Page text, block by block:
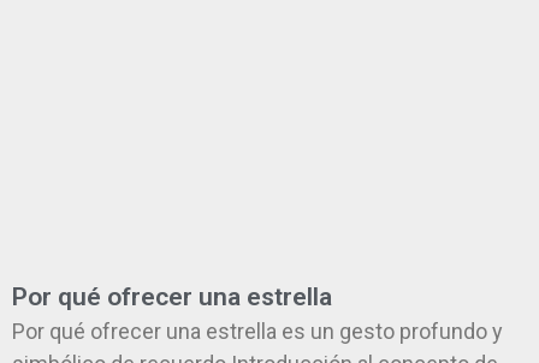
Por qué ofrecer una estrella
Por qué ofrecer una estrella es un gesto profundo y